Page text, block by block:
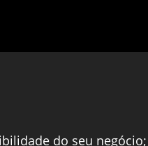
do seu negócio;